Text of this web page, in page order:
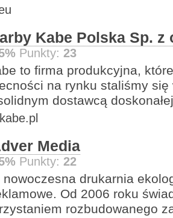
Kabe Polska Sp. z
Punkty: 23
to firma produkcyjna,
na rynku staliśmy
dostawcą doskonałej
Media
Punkty: 22
drukarnia
Od 2006 roku
rozbudowanego